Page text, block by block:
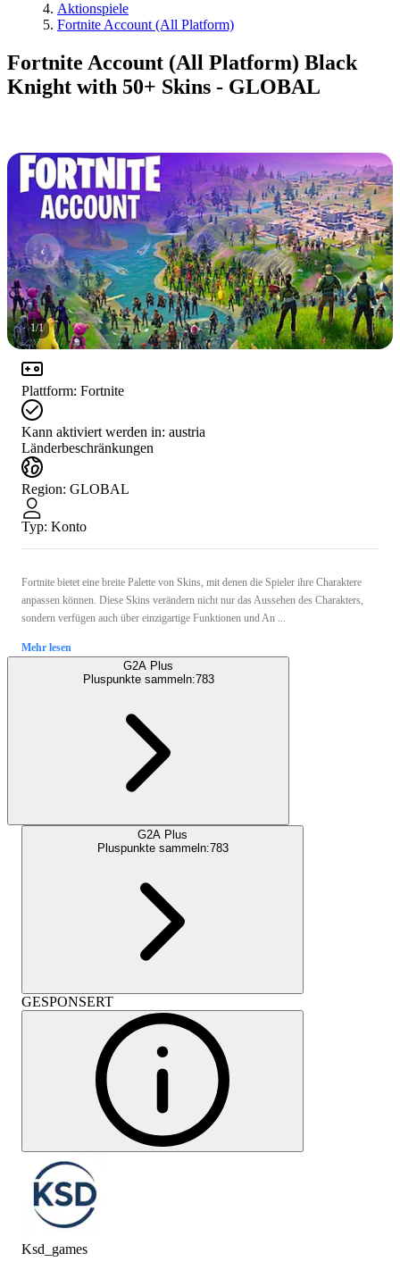
Aktionspiele
Fortnite Account (All Platform)
Fortnite Account (All Platform) Black
Knight with 50+ Skins - GLOBAL
1/1
Plattform: Fortnite
Kann aktiviert werden in: austria
Länderbeschränkungen
Region: GLOBAL
Typ: Konto
Fortnite bietet eine breite Palette von Skins, mit denen die Spieler ihre Charaktere
anpassen können. Diese Skins verändern nicht nur das Aussehen des Charakters,
sondern verfügen auch über einzigartige Funktionen und An ...
Mehr lesen
G2A Plus
Pluspunkte sammeln:783
G2A Plus
Pluspunkte sammeln:783
GESPONSERT
Ksd_games